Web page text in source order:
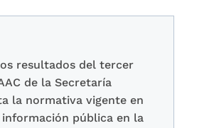
resultados del tercer
de la Secretaría
la normativa vigente en
pública en la